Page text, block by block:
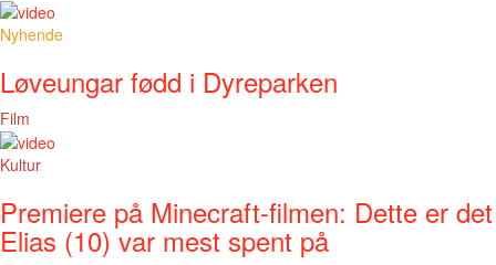
Nyhende
Løveungar fødd i Dyreparken
Film
Kultur
Premiere på Minecraft-filmen: Dette er det
Elias (10) var mest spent på